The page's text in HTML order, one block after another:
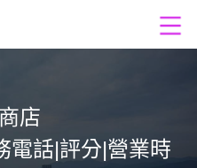
店
電話|評分|營業時